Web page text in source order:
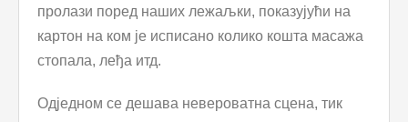
пролази поред наших лежаљки, показујући на
картон на ком је исписано колико кошта масажа
стопала, леђа итд.
Одједном се дешава невероватна сцена, тик